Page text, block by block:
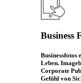
Business
Businessfotos
Leben.
Corporate
Gefühl von